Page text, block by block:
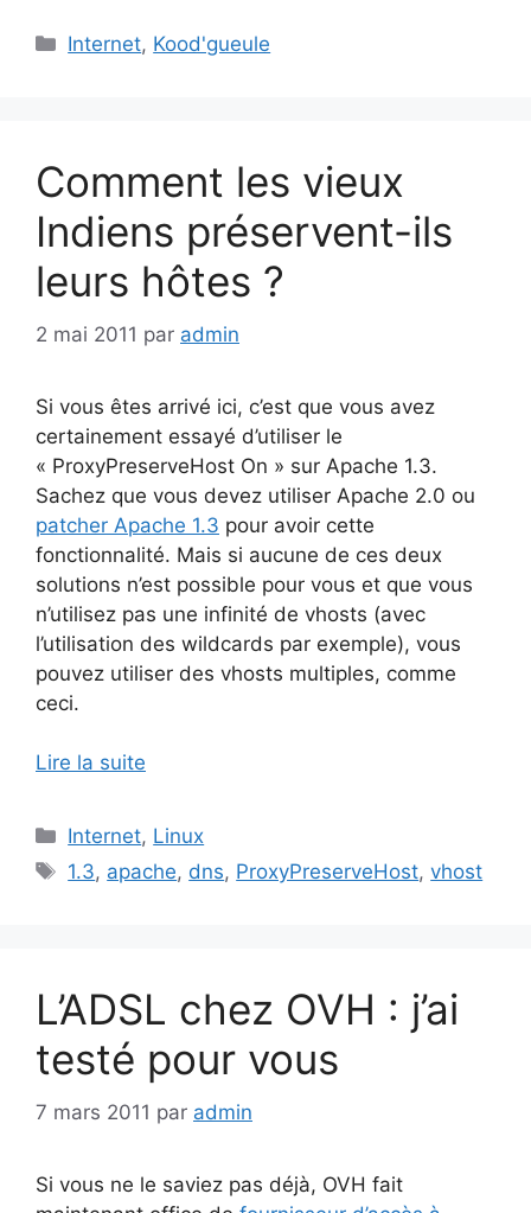
Catégories
Internet, Kood'gueule
Comment les vieux
Indiens préservent-ils
leurs hôtes ?
2 mai 2011 par admin
Si vous êtes arrivé ici, c’est que vous avez
certainement essayé d’utiliser le
« ProxyPreserveHost On » sur Apache 1.3.
Sachez que vous devez utiliser Apache 2.0 ou
patcher Apache 1.3 pour avoir cette
fonctionnalité. Mais si aucune de ces deux
solutions n’est possible pour vous et que vous
n’utilisez pas une infinité de vhosts (avec
l’utilisation des wildcards par exemple), vous
pouvez utiliser des vhosts multiples, comme
ceci.
Lire la suite
Catégories
Internet, Linux
Étiquettes
1.3, apache, dns, ProxyPreserveHost,vhost
L’ADSL chez OVH : j’ai
testé pour vous
7 mars 2011 par admin
Si vous ne le saviez pas déjà, OVH fait